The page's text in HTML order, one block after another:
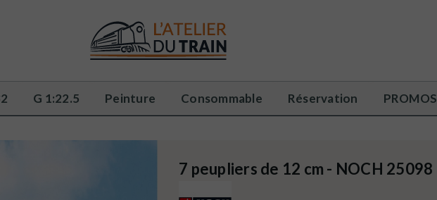
G 1:22.5 Peinture Consommable Réservation PROMOS
7 peupliers de 12 cm - NOCH 25098